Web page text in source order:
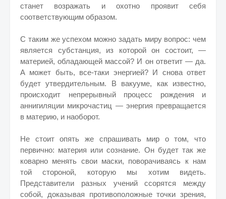
станет возражать и охотно проявит себя
соответствующим образом.
С таким же успехом можно задать миру вопрос: чем
является субстанция, из которой он состоит, —
материей, обладающей массой? И он ответит — да.
А может быть, все-таки энергией? И снова ответ
будет утвердительным. В вакууме, как известно,
происходит непрерывный процесс рождения и
аннигиляции микрочастиц — энергия превращается
в материю, и наоборот.
Не стоит опять же спрашивать мир о том, что
первично: материя или сознание. Он будет так же
коварно менять свои маски, поворачиваясь к нам
той стороной, которую мы хотим видеть.
Представители разных учений ссорятся между
собой, доказывая противоположные точки зрения,